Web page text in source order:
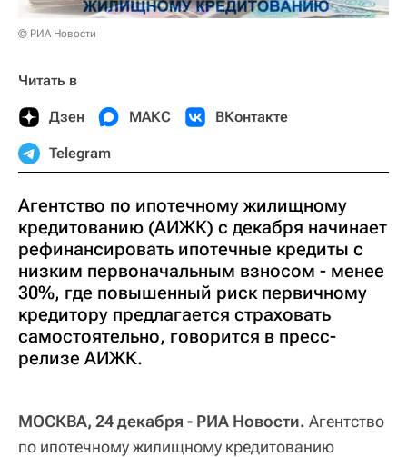
© РИА Новости
Читать в
Дзен МАКС ВКонтакте
Telegram
Агентство по ипотечному жилищному
кредитованию (АИЖК) с декабря начинает
рефинансировать ипотечные кредиты с
низким первоначальным взносом - менее
30%, где повышенный риск первичному
кредитору предлагается страховать
самостоятельно, говорится в пресс-
релизе АИЖК.
МОСКВА, 24 декабря - РИА Новости. Агентство
по ипотечному жилищному кредитованию